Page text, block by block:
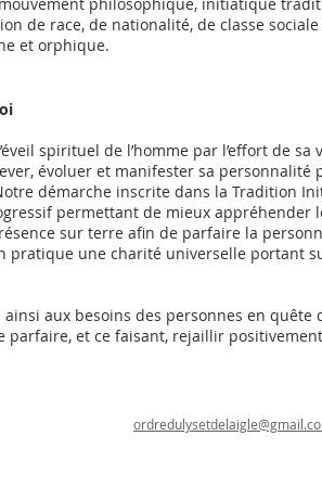
de race, de nationalité, de classe
et orphique.
spirituel de l’homme par l’effort de sa
évoluer et manifester sa personnalité
démarche inscrite dans la Tradition
permettant de mieux appréhender
sur terre afin de parfaire la
pratique une charité universelle portant
ainsi aux besoins des personnes en
parfaire, et ce faisant, rejaillir